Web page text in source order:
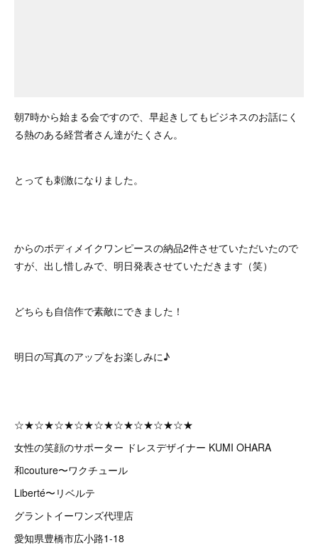
朝7時から始まる会ですので、早起きしてもビジネスのお話にく
る熱のある経営者さん達がたくさん。
とっても刺激になりました。
からのボディメイクワンピースの納品2件させていただいたので
すが、出し惜しみで、明日発表させていただきます（笑）
どちらも自信作で素敵にできました！
明日の写真のアップをお楽しみに♪
☆★☆★☆★☆★☆★☆★☆★☆★☆★
女性の笑顔のサポーター ドレスデザイナー KUMI OHARA
和couture〜ワクチュール
Liberté〜リベルテ
グラントイーワンズ代理店
愛知県豊橋市広小路1-18